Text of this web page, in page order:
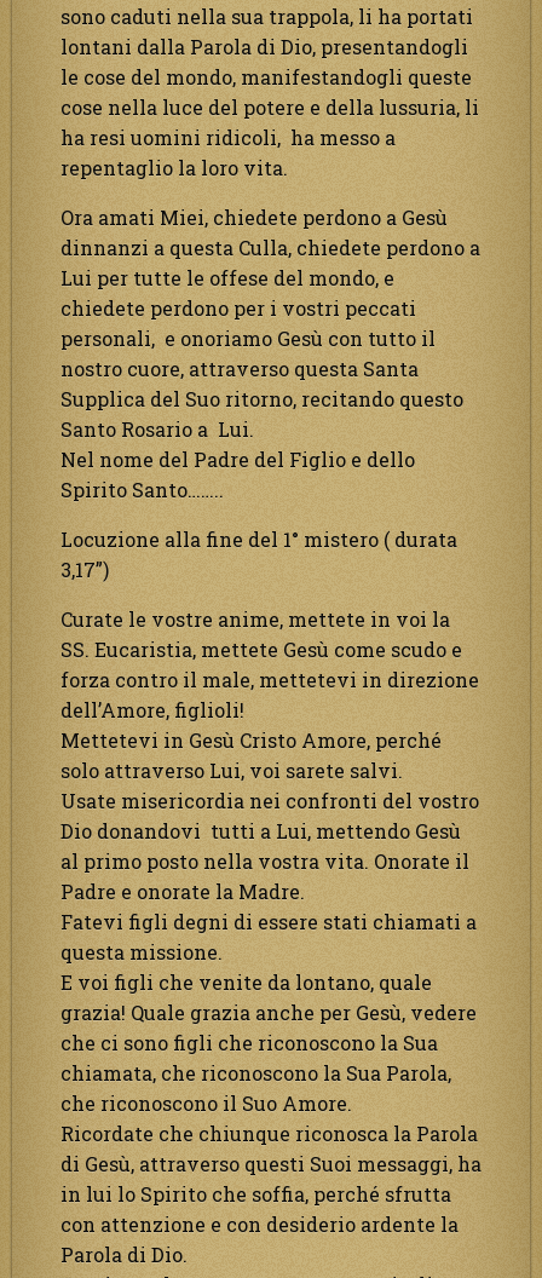
sono caduti nella sua trappola, li ha portati
lontani dalla Parola di Dio, presentandogli
le cose del mondo, manifestandogli queste
cose nella luce del potere e della lussuria, li
ha resi uomini ridicoli, ha messo a
repentaglio la loro vita.
Ora amati Miei, chiedete perdono a Gesù
dinnanzi a questa Culla, chiedete perdono a
Lui per tutte le offese del mondo, e
chiedete perdono per i vostri peccati
personali, e onoriamo Gesù con tutto il
nostro cuore, attraverso questa Santa
Supplica del Suo ritorno, recitando questo
Santo Rosario a Lui.
Nel nome del Padre del Figlio e dello
Spirito Santo……..
Locuzione alla fine del 1° mistero ( durata
3,17”)
Curate le vostre anime, mettete in voi la
SS. Eucaristia, mettete Gesù come scudo e
forza contro il male, mettetevi in direzione
dell’Amore, figlioli!
Mettetevi in Gesù Cristo Amore, perché
solo attraverso Lui, voi sarete salvi.
Usate misericordia nei confronti del vostro
Dio donandovi tutti a Lui, mettendo Gesù
al primo posto nella vostra vita. Onorate il
Padre e onorate la Madre.
Fatevi figli degni di essere stati chiamati a
questa missione.
E voi figli che venite da lontano, quale
grazia! Quale grazia anche per Gesù, vedere
che ci sono figli che riconoscono la Sua
chiamata, che riconoscono la Sua Parola,
che riconoscono il Suo Amore.
Ricordate che chiunque riconosca la Parola
di Gesù, attraverso questi Suoi messaggi, ha
in lui lo Spirito che soffia, perché sfrutta
con attenzione e con desiderio ardente la
Parola di Dio.